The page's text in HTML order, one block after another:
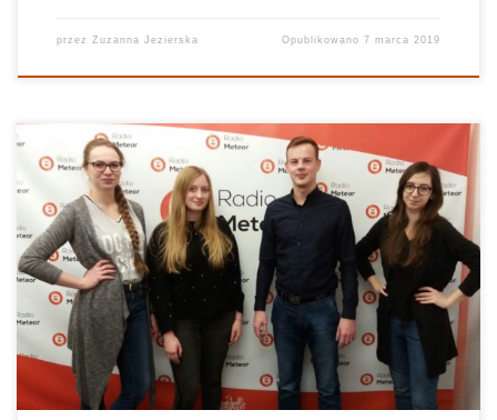
przez Zuzanna Jezierska Opublikowano 7 marca 2019
Akademickie Koło Naukowe Gospodarki
Przestrzennej organizatorem kolejnej edycji Dni Planisty. Jest to
ogólnopolska konferencja skierowana głównie do studentów i
doktorantów. Porusza ona na przykład zagadnienia z dziedziny
urbanistyki i architektury, a tegorocznym tematem są małe miasta i
obszary wiejskie. Nasze […]